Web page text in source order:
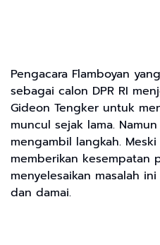
Pengacara Flamboyan
sebagai calon DPR RI
Gideon Tengker untuk
muncul sejak lama.
mengambil langkah.
memberikan kesempatan
menyelesaikan masalah
dan damai.